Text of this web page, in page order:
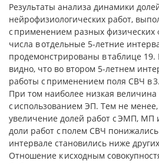
Результаты анализа динамики
нейрофизиологических работ,
с применением разных физических
числа в отдельные 5-летние
продемонстрированы в таблице 19.
видно, что во втором 5-летнем
работы с применением поля СВЧ в
При том наиболее низкая величина
с использованием ЭП. Тем не
увеличение долей работ с ЭМП, МП
доли работ с полем СВЧ
интервале становились ниже
Отношение к исходным